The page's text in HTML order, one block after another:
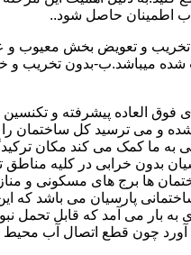
تخریب و تعویض بخش معیوب
بدون تخریب و
العاده پیشرفته و تکنسین
و می ترسید کل ساختمان
ما کمک می کند مکان
بدون خرابی در کلیه
ها برج های مسکونی و
پارسیان می باشد که این
می آمد که قابل تحمل
چون قطع اتصال آب محیط